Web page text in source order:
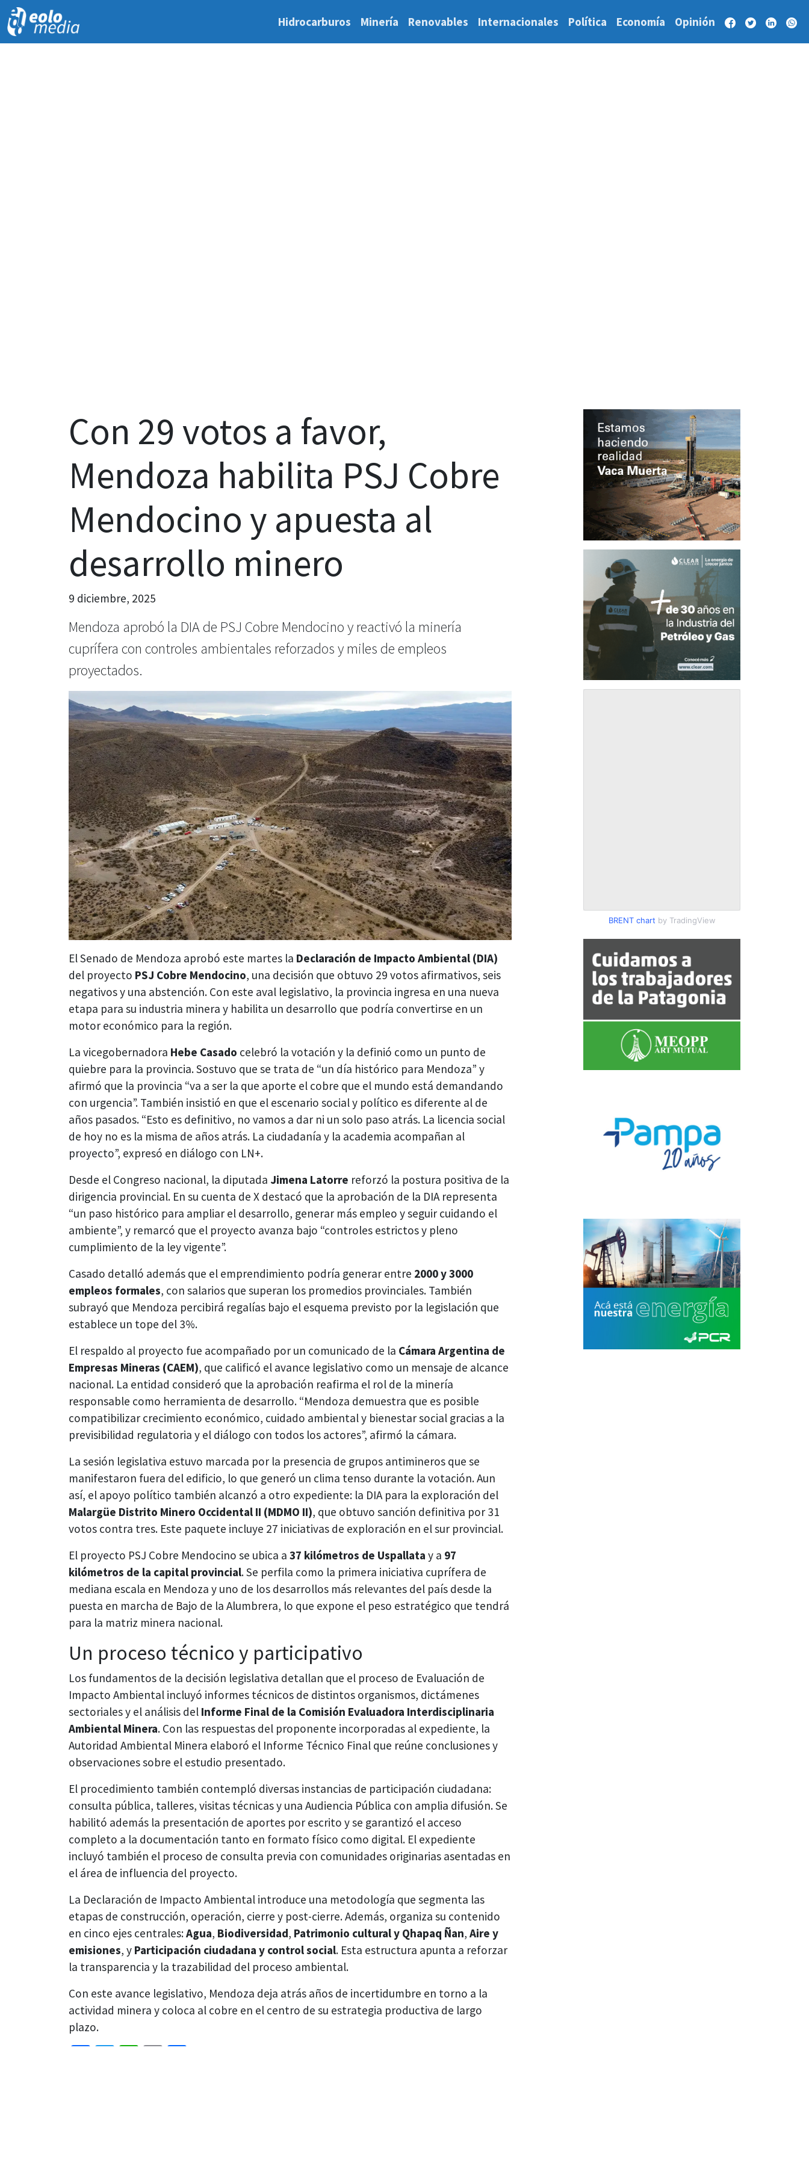
Hidrocarburos Minería Renovables Internacionales Política Economía Opinión
Con 29 votos a favor,
Mendoza habilita PSJ Cobre
Mendocino y apuesta al
desarrollo minero
9 diciembre, 2025
Mendoza aprobó la DIA de PSJ Cobre Mendocino y reactivó la minería
cuprífera con controles ambientales reforzados y miles de empleos
proyectados.
El Senado de Mendoza aprobó este martes la Declaración de Impacto Ambiental (DIA)
del proyecto PSJ Cobre Mendocino, una decisión que obtuvo 29 votos afirmativos, seis
negativos y una abstención. Con este aval legislativo, la provincia ingresa en una nueva
etapa para su industria minera y habilita un desarrollo que podría convertirse en un
motor económico para la región.
La vicegobernadora Hebe Casado celebró la votación y la definió como un punto de
quiebre para la provincia. Sostuvo que se trata de “un día histórico para Mendoza” y
afirmó que la provincia “va a ser la que aporte el cobre que el mundo está demandando
con urgencia”. También insistió en que el escenario social y político es diferente al de
años pasados. “Esto es definitivo, no vamos a dar ni un solo paso atrás. La licencia social
de hoy no es la misma de años atrás. La ciudadanía y la academia acompañan al
proyecto”, expresó en diálogo con LN+.
Desde el Congreso nacional, la diputada Jimena Latorre reforzó la postura positiva de la
dirigencia provincial. En su cuenta de X destacó que la aprobación de la DIA representa
“un paso histórico para ampliar el desarrollo, generar más empleo y seguir cuidando el
ambiente”, y remarcó que el proyecto avanza bajo “controles estrictos y pleno
cumplimiento de la ley vigente”.
Casado detalló además que el emprendimiento podría generar entre 2000 y 3000
empleos formales, con salarios que superan los promedios provinciales. También
subrayó que Mendoza percibirá regalías bajo el esquema previsto por la legislación que
establece un tope del 3%.
El respaldo al proyecto fue acompañado por un comunicado de la Cámara Argentina de
Empresas Mineras (CAEM), que calificó el avance legislativo como un mensaje de alcance
nacional. La entidad consideró que la aprobación reafirma el rol de la minería
responsable como herramienta de desarrollo. “Mendoza demuestra que es posible
compatibilizar crecimiento económico, cuidado ambiental y bienestar social gracias a la
previsibilidad regulatoria y el diálogo con todos los actores”, afirmó la cámara.
La sesión legislativa estuvo marcada por la presencia de grupos antimineros que se
manifestaron fuera del edificio, lo que generó un clima tenso durante la votación. Aun
así, el apoyo político también alcanzó a otro expediente: la DIA para la exploración del
Malargüe Distrito Minero Occidental II (MDMO II), que obtuvo sanción definitiva por 31
votos contra tres. Este paquete incluye 27 iniciativas de exploración en el sur provincial.
El proyecto PSJ Cobre Mendocino se ubica a 37 kilómetros de Uspallata y a 97
kilómetros de la capital provincial. Se perfila como la primera iniciativa cuprífera de
mediana escala en Mendoza y uno de los desarrollos más relevantes del país desde la
puesta en marcha de Bajo de la Alumbrera, lo que expone el peso estratégico que tendrá
para la matriz minera nacional.
Un proceso técnico y participativo
Los fundamentos de la decisión legislativa detallan que el proceso de Evaluación de
Impacto Ambiental incluyó informes técnicos de distintos organismos, dictámenes
sectoriales y el análisis del Informe Final de la Comisión Evaluadora Interdisciplinaria
Ambiental Minera. Con las respuestas del proponente incorporadas al expediente, la
Autoridad Ambiental Minera elaboró el Informe Técnico Final que reúne conclusiones y
observaciones sobre el estudio presentado.
El procedimiento también contempló diversas instancias de participación ciudadana:
consulta pública, talleres, visitas técnicas y una Audiencia Pública con amplia difusión. Se
habilitó además la presentación de aportes por escrito y se garantizó el acceso
completo a la documentación tanto en formato físico como digital. El expediente
incluyó también el proceso de consulta previa con comunidades originarias asentadas en
el área de influencia del proyecto.
La Declaración de Impacto Ambiental introduce una metodología que segmenta las
etapas de construcción, operación, cierre y post-cierre. Además, organiza su contenido
en cinco ejes centrales:Agua, Biodiversidad, Patrimonio cultural y Qhapaq Ñan, Aire y
emisiones, y Participación ciudadana y control social. Esta estructura apunta a reforzar
la transparencia y la trazabilidad del proceso ambiental.
Con este avance legislativo, Mendoza deja atrás años de incertidumbre en torno a la
actividad minera y coloca al cobre en el centro de su estrategia productiva de largo
plazo.
BRENT chart by TradingView